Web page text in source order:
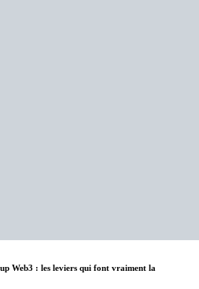
Web3 : les leviers qui font vraiment la